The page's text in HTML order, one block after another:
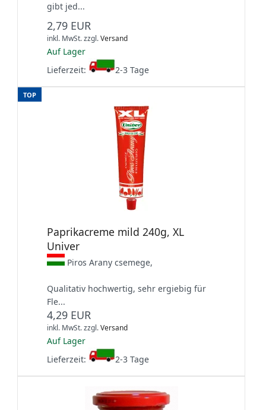
gibt jed...
2,79 EUR
inkl. MwSt.zzgl.Versand
Auf Lager
Lieferzeit:
2-3 Tage
TOP
Paprikacreme mild 240g, XL
Univer
Piros Arany csemege,
Qualitativ hochwertig, sehr ergiebig für
Fle...
4,29 EUR
inkl. MwSt.zzgl.Versand
Auf Lager
Lieferzeit:
2-3 Tage